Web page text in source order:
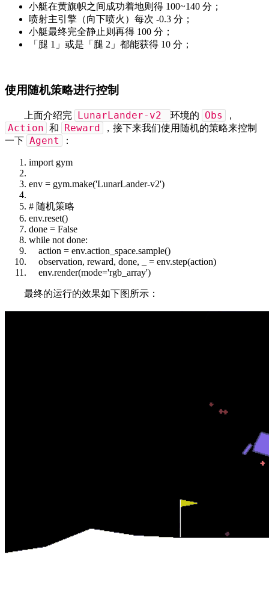
小艇在黄旗帜之间成功着地则得 100~140 分；
喷射主引擎（向下喷火）每次 -0.3 分；
小艇最终完全静止则再得 100 分；
「腿 1」或是「腿 2」都能获得 10 分；
使用随机策略进行控制
上面介绍完 LunarLander-v2 环境的 Obs ，
Action 和 Reward
，接下来我们使用随机的策略来控制
一下 Agent ：
import gym
env = gym.make('LunarLander-v2')
# 随机策略
env.reset()
done = False
while not done:
action = env.action_space.sample()
observation, reward, done, _ = env.step(action)
env.render(mode='rgb_array')
最终的运行的效果如下图所示：